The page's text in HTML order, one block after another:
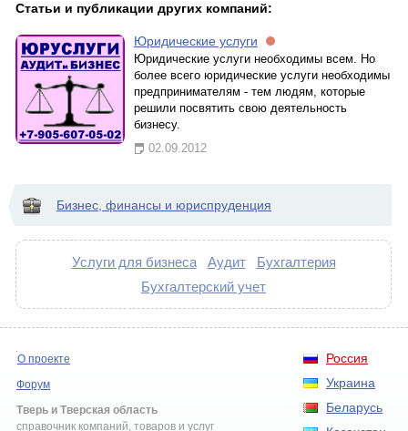
Статьи и публикации других компаний:
Юридические услуги
Юридические услуги необходимы всем. Но
более всего юридические услуги необходимы
предпринимателям - тем людям, которые
решили посвятить свою деятельность
бизнесу.
02.09.2012
Бизнес, финансы и юриспруденция
Услуги для бизнеса Аудит
Бухгалтерия
Бухгалтерский учет
Россия
Украина
Беларусь
О проекте
Форум
Тверь и Тверская область
справочник компаний, товаров и услуг